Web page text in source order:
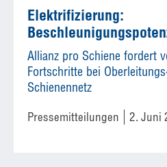
Elektrifizierung:
Allianz pro Schiene fordert
Fortschritte bei
Schienennetz
Pressemitteilungen 2. Juni